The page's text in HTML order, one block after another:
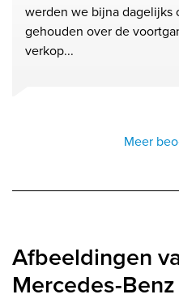
werden we bijna dagelijks
gehouden over de
verkop...
Meer
Afbeeldingen
Mercedes-